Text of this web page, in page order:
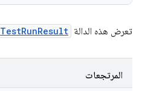
تعرض هذه الدالة TestRunResult
المرتجعات